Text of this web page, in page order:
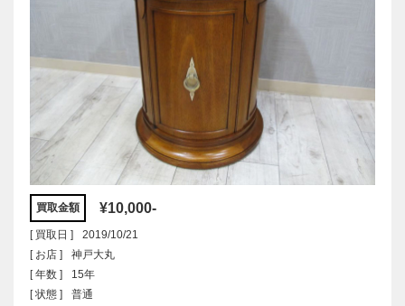
買取金額 ¥10,000-
[ 買取日 ]
2019/10/21
[ お店 ]
神戸大丸
[ 年数 ]
15年
[ 状態 ]
普通